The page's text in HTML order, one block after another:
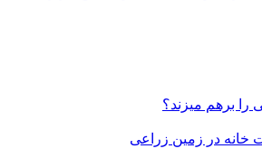
را برهم میزند؟
خانه در زمین زراعی